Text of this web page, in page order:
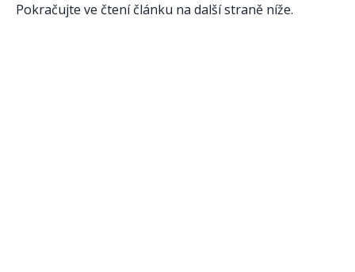
Pokračujte ve čtení článku na další straně níže.